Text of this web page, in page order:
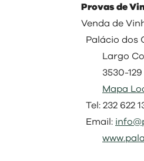
Provas de
Venda de
Palácio dos
Largo
3530-129
Mapa
Tel: 232 622
Email: